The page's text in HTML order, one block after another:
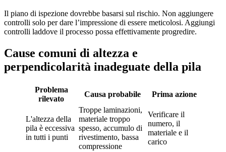
Il piano di ispezione dovrebbe basarsi sul rischio. Non aggiungere
controlli solo per dare l’impressione di essere meticolosi. Aggiungi
controlli laddove il processo possa effettivamente progredire.
Cause comuni di altezza e
perpendicolarità inadeguate della pila
Problema
rilevato
Causa probabile Prima azione
L'altezza della
pila è eccessiva
in tutti i punti
Troppe laminazioni,
materiale troppo
spesso, accumulo di
rivestimento, bassa
compressione
Verificare il
numero, il
materiale e il
carico